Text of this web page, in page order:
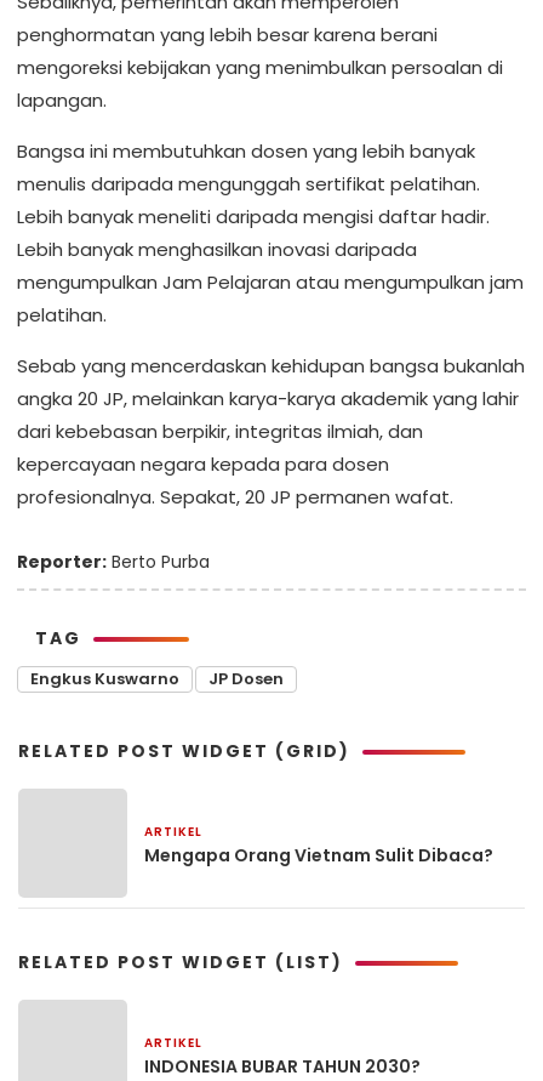
penghormatan yang lebih besar karena berani
mengoreksi kebijakan yang menimbulkan persoalan di
lapangan.
Bangsa ini membutuhkan dosen yang lebih banyak
menulis daripada mengunggah sertifikat pelatihan.
Lebih banyak meneliti daripada mengisi daftar hadir.
Lebih banyak menghasilkan inovasi daripada
mengumpulkan Jam Pelajaran atau mengumpulkan jam
pelatihan.
Sebab yang mencerdaskan kehidupan bangsa bukanlah
angka 20 JP, melainkan karya-karya akademik yang lahir
dari kebebasan berpikir, integritas ilmiah, dan
kepercayaan negara kepada para dosen
profesionalnya. Sepakat, 20 JP permanen wafat.
Reporter: Berto Purba
TAG
Engkus Kuswarno JP Dosen
RELATED POST WIDGET (GRID)
ARTIKEL
Mengapa Orang Vietnam Sulit Dibaca?
RELATED POST WIDGET (LIST)
ARTIKEL
INDONESIA BUBAR TAHUN 2030?